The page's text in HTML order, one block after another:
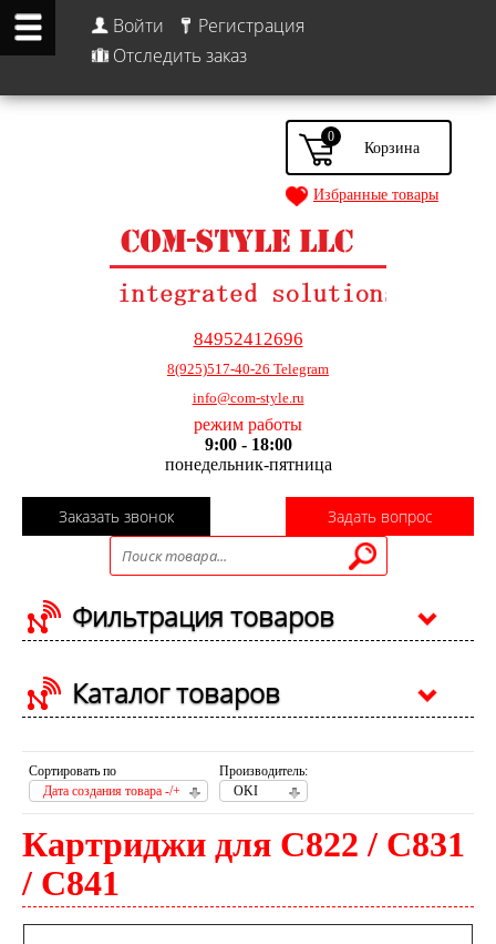
Войти
Регистрация
Отследить заказ
84952412696
8(925)517-40-26 Telegram
info@com-style.ru
режим работы
9:00 - 18:00
понедельник-пятница
Заказать звонок Задать вопрос
0
Избранные товары
Фильтрация товаров
Каталог товаров
Сортировать по
Дата создания товара -/+
Производитель:
OKI
Картриджи для C822 / C831
/ C841